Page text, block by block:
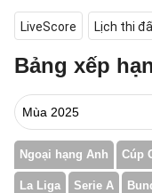
LiveScore Lịch thi
Bảng xếp
Ngoại hạng Anh Cúp
La Liga Serie A